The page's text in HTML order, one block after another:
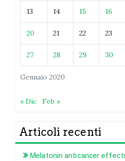
Gennaio 2020
13 14 15 16
20 21 22 23
27 28 29 30
« Dic Feb »
Articoli recenti
Melatonin anticancer